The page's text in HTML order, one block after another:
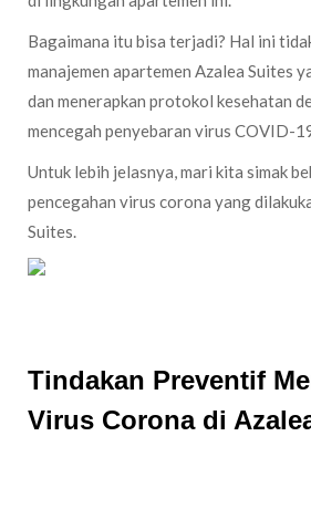
Bagaimana itu bisa terjadi? Hal ini
manajemen apartemen Azalea Suites
dan menerapkan protokol kesehatan
mencegah penyebaran virus COVID-
Untuk lebih jelasnya, mari kita simak
pencegahan virus corona yang
Suites.
Tindakan Preventif
Virus Corona di